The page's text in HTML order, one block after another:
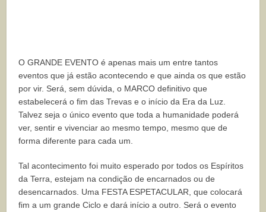
O GRANDE EVENTO é apenas mais um entre tantos
eventos que já estão acontecendo e que ainda os que estão
por vir. Será, sem dúvida, o MARCO definitivo que
estabelecerá o fim das Trevas e o início da Era da Luz.
Talvez seja o único evento que toda a humanidade poderá
ver, sentir e vivenciar ao mesmo tempo, mesmo que de
forma diferente para cada um.
Tal acontecimento foi muito esperado por todos os Espíritos
da Terra, estejam na condição de encarnados ou de
desencarnados. Uma FESTA ESPETACULAR, que colocará
fim a um grande Ciclo e dará início a outro. Será o evento